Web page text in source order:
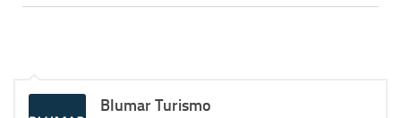
Blumar Turismo